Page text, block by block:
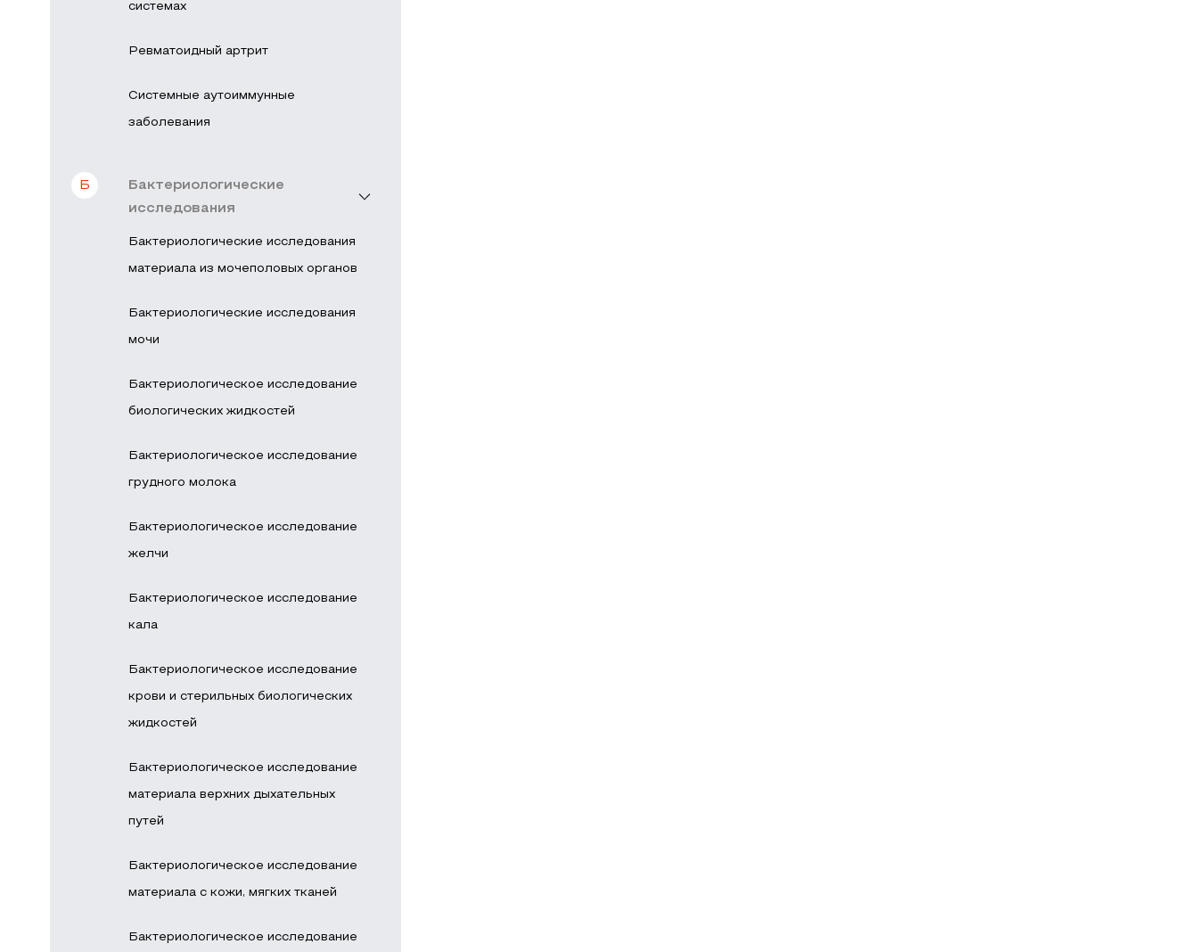
системах
Ревматоидный артрит
Системные аутоиммунные
заболевания
Б
Бактериологические
исследования
Бактериологические исследования
материала из мочеполовых органов
Бактериологические исследования
мочи
Бактериологическое исследование
биологических жидкостей
Бактериологическое исследование
грудного молока
Бактериологическое исследование
желчи
Бактериологическое исследование
кала
Бактериологическое исследование
крови и стерильных биологических
жидкостей
Бактериологическое исследование
материала верхних дыхательных
путей
Бактериологическое исследование
материала с кожи, мягких тканей
Бактериологическое исследование